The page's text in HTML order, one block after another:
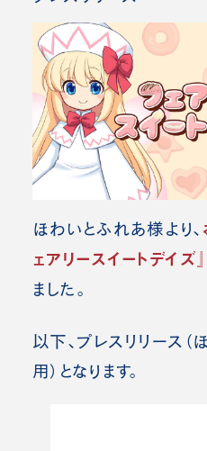
ほわいとふれあ様より、
ェアリースイートデイズ』
ました。
以下、プレスリリース（
用）となります。